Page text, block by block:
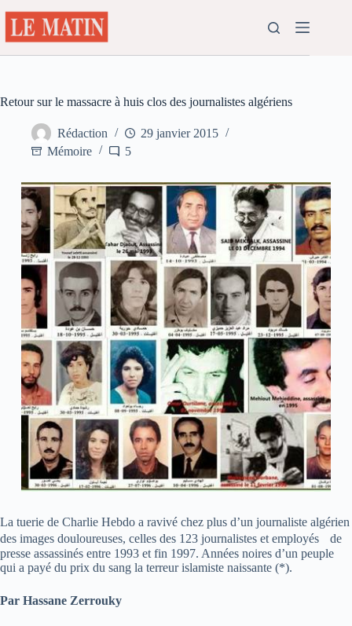
au
contenu
Retour sur le massacre à huis clos des journalistes algériens
Rédaction
29 janvier 2015
Mémoire
5
La tuerie de Charlie Hebdo a ravivé chez plus d’un journaliste algérien
des images douloureuses, celles des 123 journalistes et employés de
presse assassinés entre 1993 et fin 1997. Années noires d’un peuple
qui a payé du prix du sang la terreur islamiste naissante (*).
Par Hassane Zerrouky